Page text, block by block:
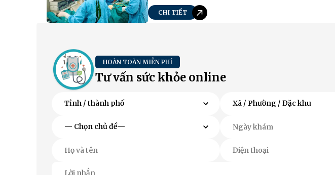
CHI TIẾT
HOÀN TOÀN MIỄN PHÍ
Tư vấn sức khỏe online